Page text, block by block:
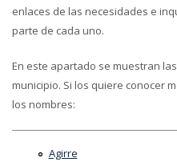
enlaces de las necesidades e
parte de cada uno.
En este apartado se muestran
municipio. Si los quiere conocer
los nombres:
Agirre